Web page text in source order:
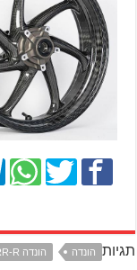
תגיות הונדה הונדה CBR1000RR-R